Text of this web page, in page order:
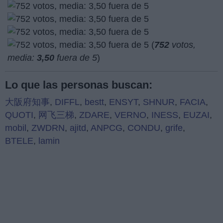
(752 votos,
media: 3,50 fuera de 5)
Lo que las personas buscan:
大阪府知事, DIFFL, bestt, ENSYT, SHNUR, FACIA,
QUOTI , 网飞三梯, ZDARE, VERNO, INESS, EUZAI ,
mobil , ZWDRN, ajitd , ANPCG, CONDU, grife,
BTELE, lamin